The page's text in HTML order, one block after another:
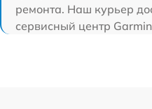
ремонта. Наш курьер
сервисный центр